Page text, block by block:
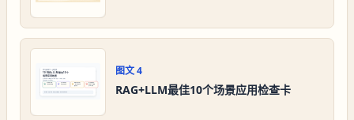
图文4
RAG+LLM最佳10个场景应用检查卡